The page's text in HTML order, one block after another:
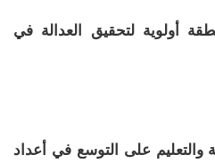
أولوية لتحقيق العدالة في
على التوسع في أعداد